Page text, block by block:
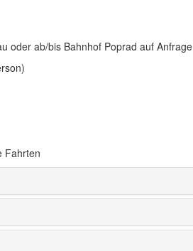
oder ab/bis Bahnhof Poprad auf Anfrage
Fahrten